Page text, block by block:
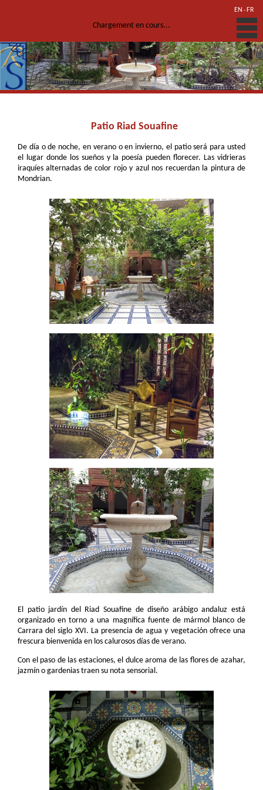
EN - FR
Chargement en cours...
Patio Riad Souafine
De día o de noche, en verano o en invierno, el patio será para usted
el lugar donde los sueños y la poesía pueden florecer. Las vidrieras
iraquíes alternadas de color rojo y azul nos recuerdan la pintura de
Mondrian.
El patio jardín del Riad Souafine de diseño arábigo andaluz está
organizado en torno a una magnífica fuente de mármol blanco de
Carrara del siglo XVI. La presencia de agua y vegetación ofrece una
frescura bienvenida en los calurosos días de verano.
Con el paso de las estaciones, el dulce aroma de las flores de azahar,
jazmín o gardenias traen su nota sensorial.